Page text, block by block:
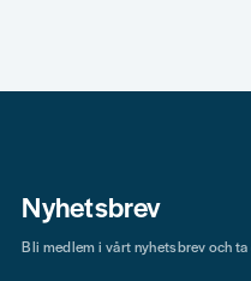
Nyhetsbrev
Bli medlem i vårt nyhetsbrev och